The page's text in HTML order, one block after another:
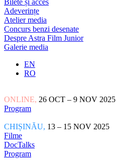
Adeverințe
Atelier media
Concurs benzi desenate
Despre Astra Film Junior
Galerie media
EN
RO
ONLINE, 26 OCT – 9 NOV 2025
Program
CHIȘINĂU, 13 – 15 NOV 2025
Filme
DocTalks
Program